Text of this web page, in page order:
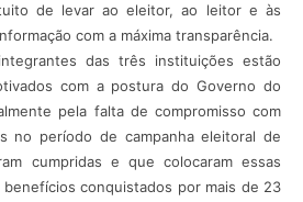
de levar ao eleitor, ao leitor e às
com a máxima transparência.
das três instituições estão
com a postura do Governo do
pela falta de compromisso com
no período de campanha eleitoral de
cumpridas e que colocaram essas
conquistados por mais de 23